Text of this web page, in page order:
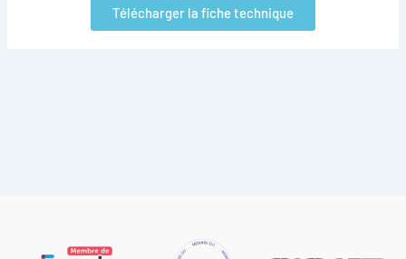
Télécharger la fiche technique